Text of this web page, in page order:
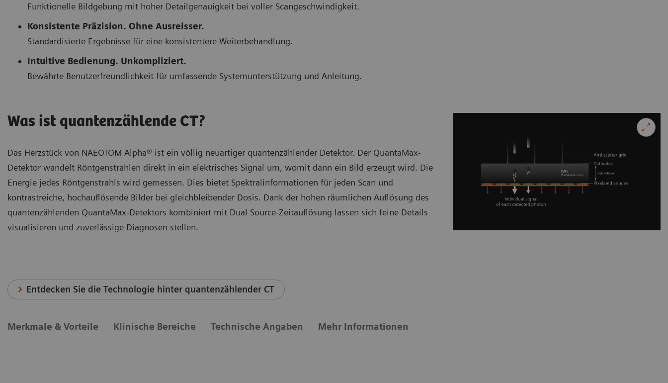
Funktionelle Bildgebung mit hoher Detailgenauigkeit bei voller Scangeschwindigkeit.
Konsistente Präzision. Ohne Ausreisser.
Standardisierte Ergebnisse für eine konsistentere Weiterbehandlung.
Intuitive Bedienung. Unkompliziert.
Bewährte Benutzerfreundlichkeit für umfassende Systemunterstützung und Anleitung.
Was ist quantenzählende CT?
Das Herzstück von NAEOTOM Alpha® ist ein völlig neuartiger quantenzählender Detektor. Der QuantaMax-
Detektor wandelt Röntgenstrahlen direkt in ein elektrisches Signal um, womit dann ein Bild erzeugt wird. Die
Energie jedes Röntgenstrahls wird gemessen. Dies bietet Spektralinformationen für jeden Scan und
kontrastreiche, hochauflösende Bilder bei gleichbleibender Dosis. Dank der hohen räumlichen Auflösung des
quantenzählenden QuantaMax-Detektors kombiniert mit Dual Source-Zeitauflösung lassen sich feine Details
visualisieren und zuverlässige Diagnosen stellen.
Entdecken Sie die Technologie hinter quantenzählender CT
Merkmale & Vorteile Klinische Bereiche Technische Angaben Mehr Informationen